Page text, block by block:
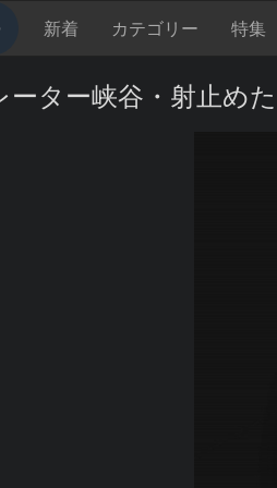
新着 カテゴリー 特集
ーター峡谷・射止め